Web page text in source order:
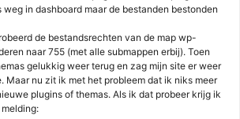
weg in dashboard maar de bestanden bestonden
de bestandsrechten van de map wp-
naar 755 (met alle submappen erbij). Toen
gelukkig weer terug en zag mijn site er weer
Maar nu zit ik met het probleem dat ik niks meer
plugins of themas. Als ik dat probeer krijg ik